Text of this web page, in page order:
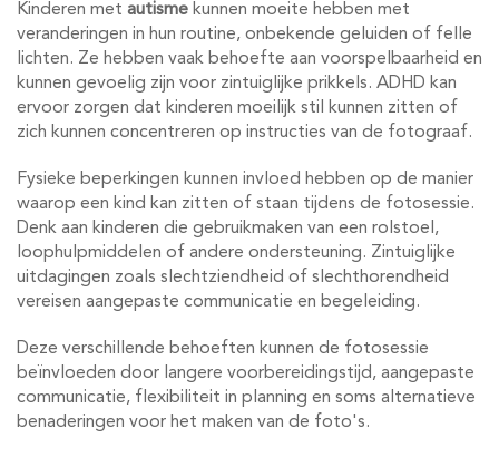
Kinderen met autisme kunnen moeite hebben met
veranderingen in hun routine, onbekende geluiden of felle
lichten. Ze hebben vaak behoefte aan voorspelbaarheid en
kunnen gevoelig zijn voor zintuiglijke prikkels. ADHD kan
ervoor zorgen dat kinderen moeilijk stil kunnen zitten of
zich kunnen concentreren op instructies van de fotograaf.
Fysieke beperkingen kunnen invloed hebben op de manier
waarop een kind kan zitten of staan tijdens de fotosessie.
Denk aan kinderen die gebruikmaken van een rolstoel,
loophulpmiddelen of andere ondersteuning. Zintuiglijke
uitdagingen zoals slechtziendheid of slechthorendheid
vereisen aangepaste communicatie en begeleiding.
Deze verschillende behoeften kunnen de fotosessie
beïnvloeden door langere voorbereidingstijd, aangepaste
communicatie, flexibiliteit in planning en soms alternatieve
benaderingen voor het maken van de foto's.